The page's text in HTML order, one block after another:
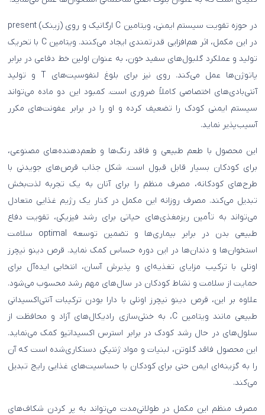
در حوزه تقویت سیستم ایمنی، ویتامین C ارگانیک و روی (زینک) present
در این مکمل، اثر هم‌افزایی قدرتمندی ایجاد می‌کنند. ویتامین C با تحریک
تولید و عملکرد گلبول‌های سفید خون، به عنوان اولین خط دفاعی در برابر
پاتوژن‌ها عمل می‌کند. روی نیز برای بلوغ لنفوسیت‌های T و تولید
آنتی‌بادی‌های اختصاصی کاملاً ضروری است. کمبود این دو ماده می‌تواند
سیستم ایمنی کودک را تضعیف کرده و او را در برابر عفونت‌های مکرر
آسیب‌پذیر نماید.
این محصول با طعم طبیعی و فاقد رنگ‌ها و طعم‌دهنده‌های مصنوعی،
برای کودکان بسیار قابل قبول است. شکل جذاب قرص‌های جویدنی با
طرح‌های کودکانه، مصرف منظم را برای آنان به یک تجربه لذت‌بخش
تبدیل می‌کند. مصرف روزانه این مکمل در کنار یک رژیم غذایی متعادل
می‌تواند به تأمین ریزمغذی‌های حیاتی برای رشد فیزیکی، تقویت دفاع
طبیعی بدن در برابر بیماری‌ها و تضمین توسعه optimal سلامت
استخوان‌ها و دندان‌ها در این دوره حساس کمک نماید. قرص دینو نیچرز
اونلی با ترکیب مزایای تغذیه‌ای و پذیرش آسان، انتخابی ایده‌آل برای
حمایت از سلامت و نشاط کودکان در سال‌های مهم رشد محسوب می‌شود.
علاوه بر این، قرص دینو نیچرز اونلی با دارا بودن ترکیبات آنتی‌اکسیدانی
طبیعی مانند ویتامین C، به خنثی‌سازی رادیکال‌های آزاد و محافظت از
سلول‌های در حال رشد کودک در برابر استرس اکسیداتیو کمک می‌نماید.
این محصول فاقد گلوتن، لبنیات و مواد ژنتیکی دستکاری‌شده است که آن
را به گزینه‌ای ایمن حتی برای کودکان با حساسیت‌های غذایی رایج تبدیل
می‌کند.
مصرف منظم این مکمل در طولانی‌مدت می‌تواند به پر کردن شکاف‌های